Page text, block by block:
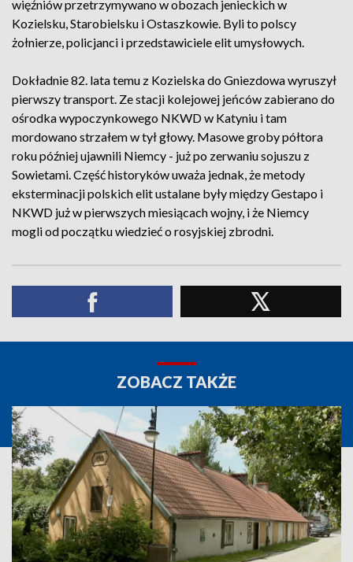
więźniów przetrzymywano w obozach jenieckich w
Kozielsku, Starobielsku i Ostaszkowie. Byli to polscy
żołnierze, policjanci i przedstawiciele elit umysłowych.
Dokładnie 82. lata temu z Kozielska do Gniezdowa wyruszył
pierwszy transport. Ze stacji kolejowej jeńców zabierano do
ośrodka wypoczynkowego NKWD w Katyniu i tam
mordowano strzałem w tył głowy. Masowe groby półtora
roku później ujawnili Niemcy - już po zerwaniu sojuszu z
Sowietami. Część historyków uważa jednak, że metody
eksterminacji polskich elit ustalane były między Gestapo i
NKWD już w pierwszych miesiącach wojny, i że Niemcy
mogli od początku wiedzieć o rosyjskiej zbrodni.
ZOBACZ TAKŻE